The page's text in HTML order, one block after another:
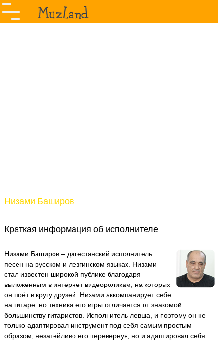
Низами Баширов
Краткая информация об исполнителе
Низами Баширов – дагестанский исполнитель
песен на русском и лезгинском языках. Низами
стал известен широкой публике благодаря
выложенным в интернет видеороликам, на которых
он поёт в кругу друзей. Низами аккомпанирует себе
на гитаре, но техника его игры отличается от знакомой
большинству гитаристов. Исполнитель левша, и поэтому он не
только адаптировал инструмент под себя самым простым
образом, незатейливо его перевернув, но и адаптировал себя